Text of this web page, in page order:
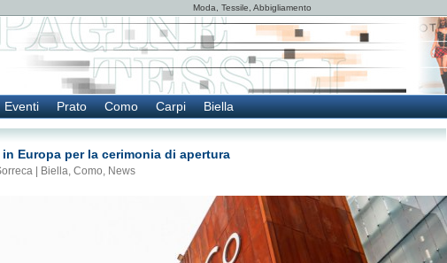
Moda, Tessile, Abbigliamento
Eventi Prato Como Carpi Biella
Europa per la cerimonia di apertura
| Biella, Como, News